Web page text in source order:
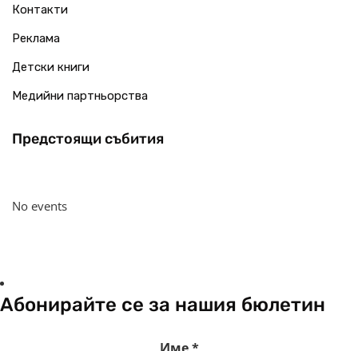
Контакти
Реклама
Детски книги
Медийни партньорства
Предстоящи събития
No events
Абонирайте се за нашия бюлетин